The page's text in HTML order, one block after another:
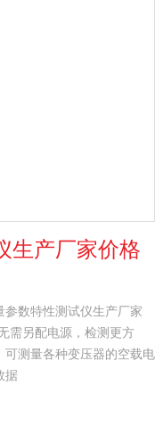
生产厂家价格
数特性测试仪生产厂家
需另配电源，检测更方
测量各种变压器的空载电
据